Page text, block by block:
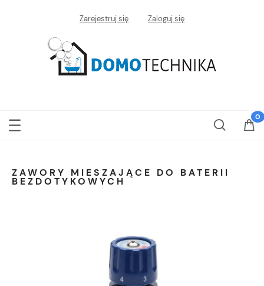
Zarejestruj się Zaloguj się
ZAWORY MIESZAJĄCE DO BATERII
BEZDOTYKOWYCH